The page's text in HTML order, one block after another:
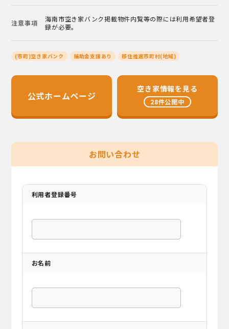
注意事項
海南市空き家バンク掲載物件内覧等の際には利用希望者登
録が必要。
(市町)空き家バンク 補助金支援あり 移住推進市町村(地域)
公式ホームページ
空き家情報を見る
28件公開中
お問い合わせ
利用者登録番号
お名前